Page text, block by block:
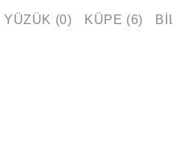
YÜZÜK (0) KÜPE (6)